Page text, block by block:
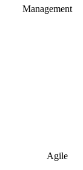
Management
Agile